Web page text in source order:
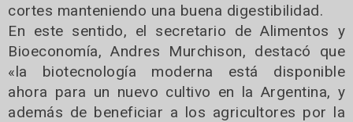
cortes manteniendo una buena digestibilidad.
En este sentido, el secretario de Alimentos y
Bioeconomía, Andres Murchison, destacó que
«la biotecnología moderna está disponible
ahora para un nuevo cultivo en la Argentina, y
además de beneficiar a los agricultores por la